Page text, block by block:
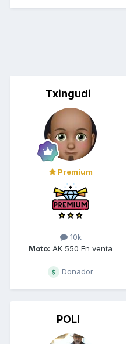
Txingudi
Premium
10k
Moto: AK 550 En venta
Donador
POLI